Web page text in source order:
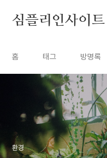
심플리인사이트
홈 태그 방명록
환경